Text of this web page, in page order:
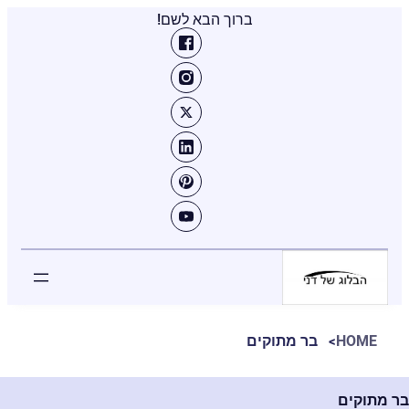
ברוך הבא לשם!
HOME בר מתוקים
בר מתוקים